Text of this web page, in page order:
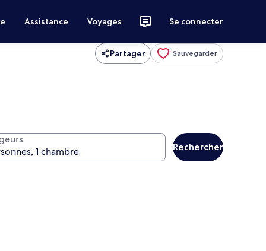
Assistance Voyages Se connecter
Partager Sauvegarder
Rechercher